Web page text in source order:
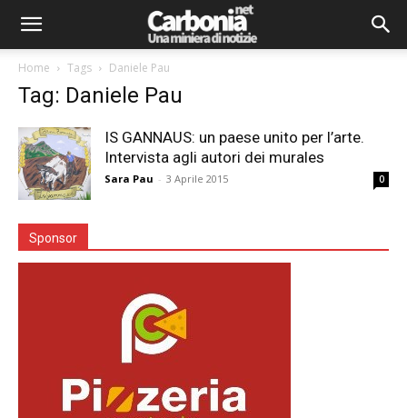
Home Tags Daniele Pau
Tag: Daniele Pau
IS GANNAUS: un paese unito per l’arte.
Intervista agli autori dei murales
Sara Pau - 3 Aprile 2015 0
Sponsor